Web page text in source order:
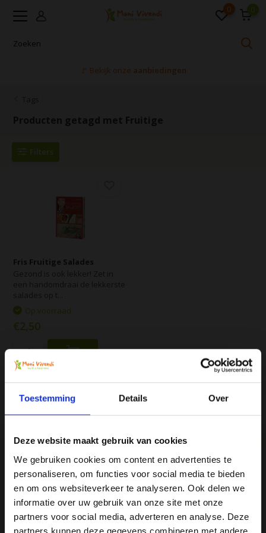
Toestemming Details Over
Deze website maakt gebruik van cookies
We gebruiken cookies om content en advertenties te
personaliseren, om functies voor social media te bieden
en om ons websiteverkeer te analyseren. Ook delen we
informatie over uw gebruik van onze site met onze
partners voor social media, adverteren en analyse. Deze
partners kunnen deze gegevens combineren met andere
0 0
🚩 Bekijk onze aanbiedingen
Producten getagd met Fruitige
Filters
Fris Fruitige Salades
Op voorraad
€2,50
We♥health & happiness
Mani Vivendi gezondheidsproducten: Net dat
beetje extra!
Ja, ik wil 5% korting op mijn
volgende bestelling!